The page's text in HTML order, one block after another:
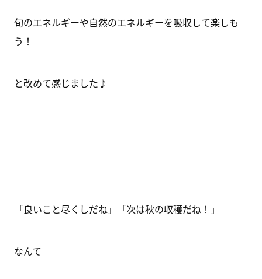
旬のエネルギーや自然のエネルギーを吸収して楽しも
う！
と改めて感じました♪
「良いこと尽くしだね」「次は秋の収穫だね！」
なんて